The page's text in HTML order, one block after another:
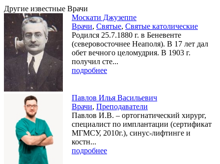
Другие известные Врачи
Москати Джузеппе
Врачи, Святые, Святые католические
Родился 25.7.1880 г. в Беневенте
(северовосточнее Неаполя). В 17 лет дал
обет вечного целомудрия. В 1903 г.
получил сте...
подробнее
Павлов Илья Васильевич
Врачи, Преподаватели
Павлов И.В. – ортогнатический хирург,
специалист по имплантации (сертификат
МГМСУ, 2010г.), синус-лифтинге и
костн...
подробнее